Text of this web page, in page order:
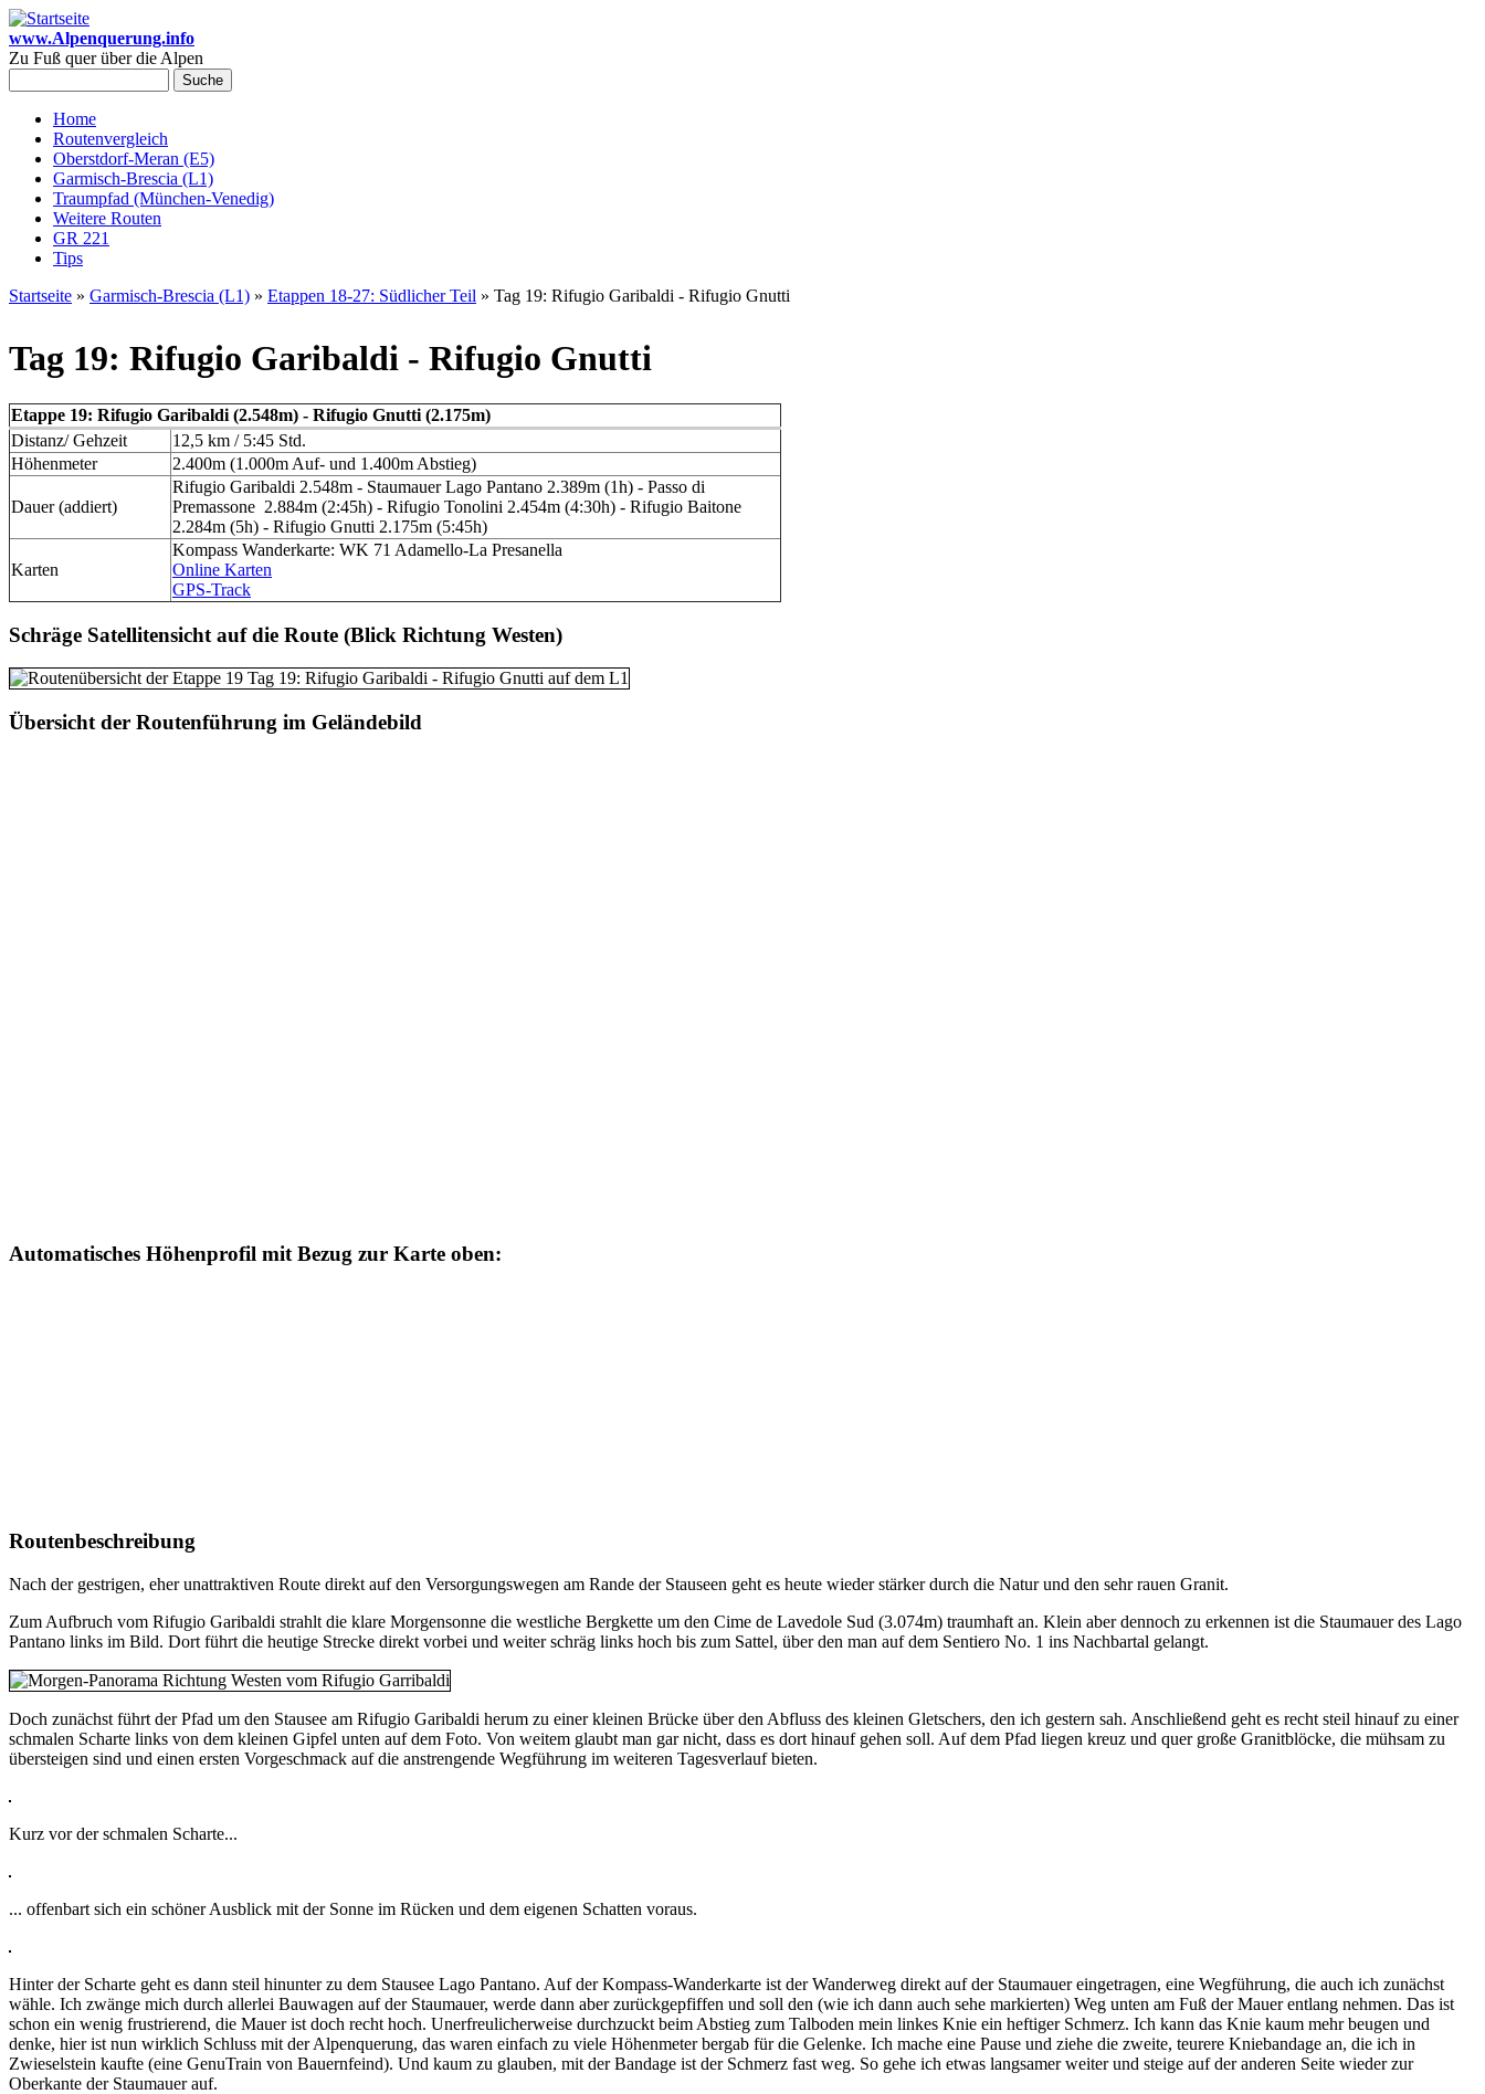
Direkt zum Inhalt
www.Alpenquerung.info
Zu Fuß quer über die Alpen
Hauptmenü
Home
Routenvergleich
Oberstdorf-Meran (E5)
Garmisch-Brescia (L1)
Traumpfad (München-Venedig)
Weitere Routen
GR 221
Tips
Startseite » Garmisch-Brescia (L1) » Etappen 18-27: Südlicher Teil » Tag 19: Rifugio Garibaldi - Rifugio Gnutti
Tag 19: Rifugio Garibaldi - Rifugio Gnutti
Etappe 19: Rifugio Garibaldi (2.548m) - Rifugio Gnutti (2.175m)
Distanz/ Gehzeit
12,5 km / 5:45 Std.
Höhenmeter
2.400m (1.000m Auf- und 1.400m Abstieg)
Dauer (addiert)
Rifugio Garibaldi 2.548m - Staumauer Lago Pantano 2.389m (1h) - Passo di
Premassone 2.884m (2:45h) - Rifugio Tonolini 2.454m (4:30h) - Rifugio Baitone
2.284m (5h) - Rifugio Gnutti 2.175m (5:45h)
Karten
Kompass Wanderkarte: WK 71 Adamello-La Presanella
Online Karten
GPS-Track
Schräge Satellitensicht auf die Route (Blick Richtung Westen)
Übersicht der Routenführung im Geländebild
Automatisches Höhenprofil mit Bezug zur Karte oben:
Routenbeschreibung
Nach der gestrigen, eher unattraktiven Route direkt auf den Versorgungswegen am Rande der Stauseen geht es heute wieder stärker durch die Natur und den sehr rauen Granit.
Zum Aufbruch vom Rifugio Garibaldi strahlt die klare Morgensonne die westliche Bergkette um den Cime de Lavedole Sud (3.074m) traumhaft an. Klein aber dennoch zu erkennen ist die Staumauer des Lago
Pantano links im Bild. Dort führt die heutige Strecke direkt vorbei und weiter schräg links hoch bis zum Sattel, über den man auf dem Sentiero No. 1 ins Nachbartal gelangt.
Doch zunächst führt der Pfad um den Stausee am Rifugio Garibaldi herum zu einer kleinen Brücke über den Abfluss des kleinen Gletschers, den ich gestern sah. Anschließend geht es recht steil hinauf zu einer
schmalen Scharte links von dem kleinen Gipfel unten auf dem Foto. Von weitem glaubt man gar nicht, dass es dort hinauf gehen soll. Auf dem Pfad liegen kreuz und quer große Granitblöcke, die mühsam zu
übersteigen sind und einen ersten Vorgeschmack auf die anstrengende Wegführung im weiteren Tagesverlauf bieten.
Kurz vor der schmalen Scharte...
... offenbart sich ein schöner Ausblick mit der Sonne im Rücken und dem eigenen Schatten voraus.
Hinter der Scharte geht es dann steil hinunter zu dem Stausee Lago Pantano. Auf der Kompass-Wanderkarte ist der Wanderweg direkt auf der Staumauer eingetragen, eine Wegführung, die auch ich zunächst
wähle. Ich zwänge mich durch allerlei Bauwagen auf der Staumauer, werde dann aber zurückgepfiffen und soll den (wie ich dann auch sehe markierten) Weg unten am Fuß der Mauer entlang nehmen. Das ist
schon ein wenig frustrierend, die Mauer ist doch recht hoch. Unerfreulicherweise durchzuckt beim Abstieg zum Talboden mein linkes Knie ein heftiger Schmerz. Ich kann das Knie kaum mehr beugen und
denke, hier ist nun wirklich Schluss mit der Alpenquerung, das waren einfach zu viele Höhenmeter bergab für die Gelenke. Ich mache eine Pause und ziehe die zweite, teurere Kniebandage an, die ich in
Zwieselstein kaufte (eine GenuTrain von Bauernfeind). Und kaum zu glauben, mit der Bandage ist der Schmerz fast weg. So gehe ich etwas langsamer weiter und steige auf der anderen Seite wieder zur
Oberkante der Staumauer auf.